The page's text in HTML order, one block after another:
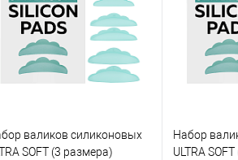
валиков силиконовых
SOFT (3 размера)
Набор
ULTRA